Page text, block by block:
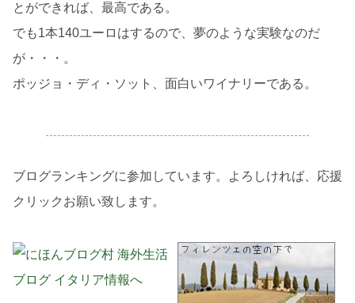
とができれば、最高である。
でも1本140ユーロはするので、夢のような実験なのだ
が・・・。
ポッジョ・ディ・ソット、面白いワイナリーである。
ブログランキングに参加しています。よろしければ、応援
クリックお願い致します。